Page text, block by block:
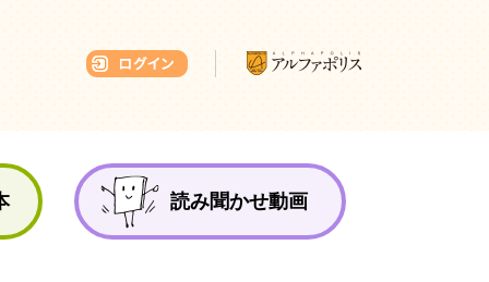
読み聞かせ動画